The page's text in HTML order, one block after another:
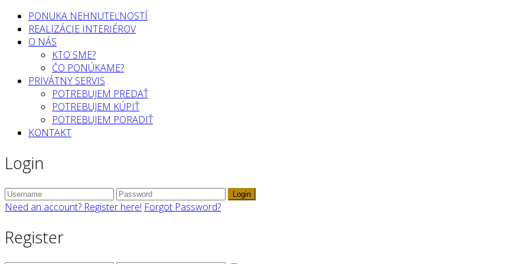
PONUKA NEHNUTEĽNOSTÍ
REALIZÁCIE INTERIÉROV
O NÁS
KTO SME?
ČO PONÚKAME?
PRIVÁTNY SERVIS
POTREBUJEM PREDAŤ
POTREBUJEM KÚPIŤ
POTREBUJEM PORADIŤ
KONTAKT
Login
Login
Need an account? Register here! Forgot Password?
Register